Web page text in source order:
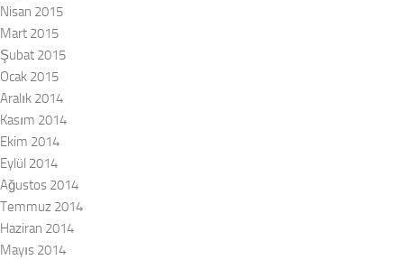
Nisan 2015
Mart 2015
Şubat 2015
Ocak 2015
Aralık 2014
Kasım 2014
Ekim 2014
Eylül 2014
Ağustos 2014
Temmuz 2014
Haziran 2014
Mayıs 2014